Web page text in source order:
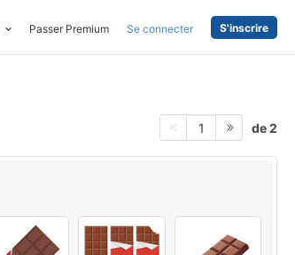
Passer Premium Se connecter S'inscrire
1 de 2